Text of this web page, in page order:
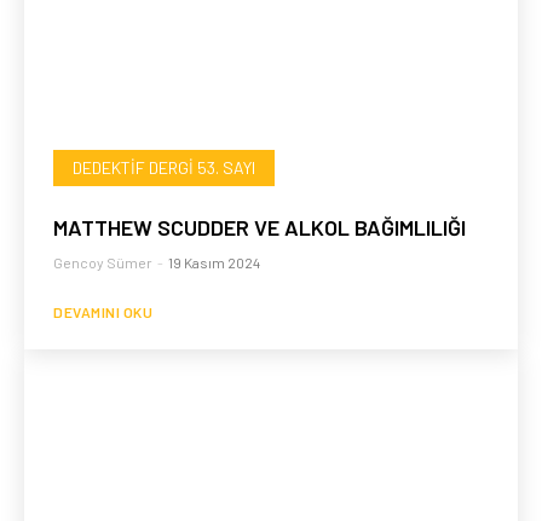
DEDEKTIF DERGI 53. SAYI
MATTHEW SCUDDER VE ALKOL BAĞIMLILIĞI
Gencoy Sümer - 19 Kasım 2024
DEVAMINI OKU